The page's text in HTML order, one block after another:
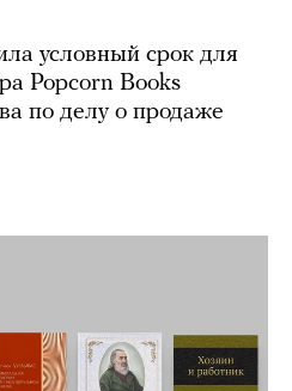
условный срок для
Popcorn Books
по делу о продаже